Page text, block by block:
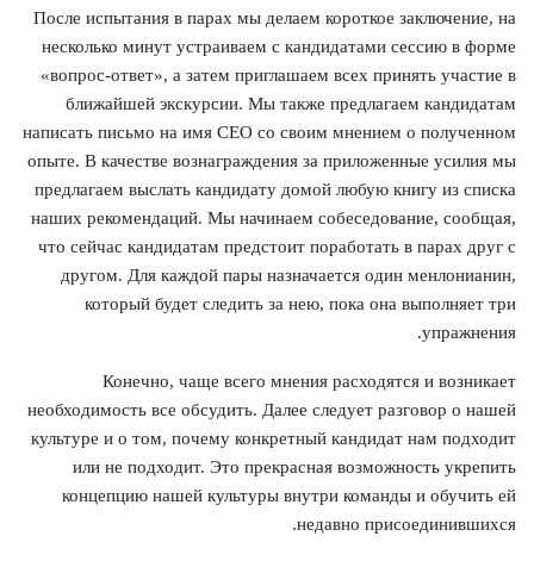
После испытания в парах мы делаем короткое заключение, на
несколько минут устраиваем с кандидатами сессию в форме
«вопрос-ответ», а затем приглашаем всех принять участие в
ближайшей экскурсии. Мы также предлагаем кандидатам
написать письмо на имя CEO со своим мнением о полученном
опыте. В качестве вознаграждения за приложенные усилия мы
предлагаем выслать кандидату домой любую книгу из списка
наших рекомендаций. Мы начинаем собеседование, сообщая,
что сейчас кандидатам предстоит поработать в парах друг с
другом. Для каждой пары назначается один менлонианин,
который будет следить за нею, пока она выполняет три
упражнения.
Конечно, чаще всего мнения расходятся и возникает
необходимость все обсудить. Далее следует разговор о нашей
культуре и о том, почему конкретный кандидат нам подходит
или не подходит. Это прекрасная возможность укрепить
концепцию нашей культуры внутри команды и обучить ей
недавно присоединившихся.